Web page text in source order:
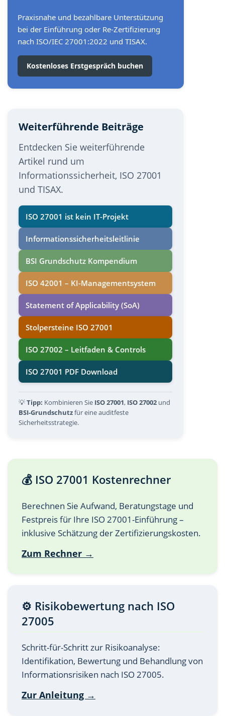
Praxisnahe und bezahlbare Unterstützung
bei der Einführung oder Re-Zertifizierung
nach ISO/IEC 27001:2022 und TISAX.
Kostenloses Erstgespräch buchen
Weiterführende Beiträge
Entdecken Sie weiterführende
Artikel rund um
Informationssicherheit, ISO 27001
und TISAX.
ISO 27001 ist kein IT-Projekt
Informations­sicherheits­leitlinie
BSI Grundschutz Kompendium
ISO 42001 – KI-Managementsystem
Statement of Applicability (SoA)
Stolpersteine ISO 27001
ISO 27002 – Leitfaden & Controls
ISO 27001 PDF Download
💡Tipp: Kombinieren Sie ISO 27001, ISO 27002 und
BSI-Grundschutzfür eine auditfeste
Sicherheitsstrategie.
💰 ISO 27001 Kostenrechner
Berechnen Sie Aufwand, Beratungstage und
Festpreis für Ihre ISO 27001-Einführung –
inklusive Schätzung der Zertifizierungskosten.
Zum Rechner →
⚙️ Risikobewertung nach ISO
27005
Schritt-für-Schritt zur Risikoanalyse:
Identifikation, Bewertung und Behandlung von
Informationsrisiken nach ISO 27005.
Zur Anleitung →